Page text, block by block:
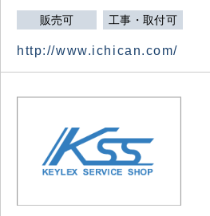
販売可 工事・取付可
http://www.ichican.com/